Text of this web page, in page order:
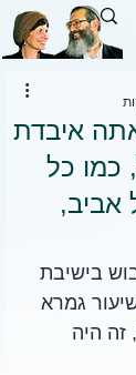
איבדת
כמו כל
בישיבת
גמרא
זה היה